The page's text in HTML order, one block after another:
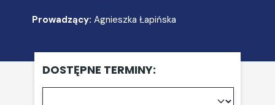
Prowadzący: Agnieszka Łapińska
DOSTĘPNE TERMINY: